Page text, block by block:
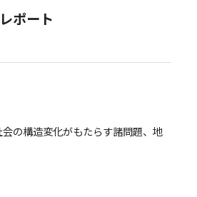
ポート
の構造変化がもたらす諸問題、地